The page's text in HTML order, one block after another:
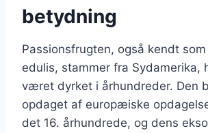
betydning
Passionsfrugten, også kendt
edulis, stammer fra Sydamerika,
været dyrket i århundreder. Den
opdaget af europæiske
det 16. århundrede, og dens